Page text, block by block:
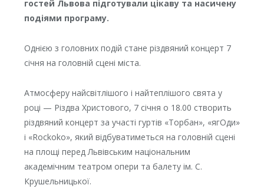
гостей Львова підготували цікаву та насичену
подіями програму.
Однією з головних подій стане різдвяний концерт 7
січня на головній сцені міста.
Атмосферу найсвітлішого і найтеплішого свята у
році — Різдва Христового, 7 січня о 18.00 створить
різдвяний концерт за участі гуртів «Торбан», «ягОди»
і «Rockoko», який відбуватиметься на головній сцені
на площі перед Львівським національним
академічним театром опери та балету ім. С.
Крушельницької.